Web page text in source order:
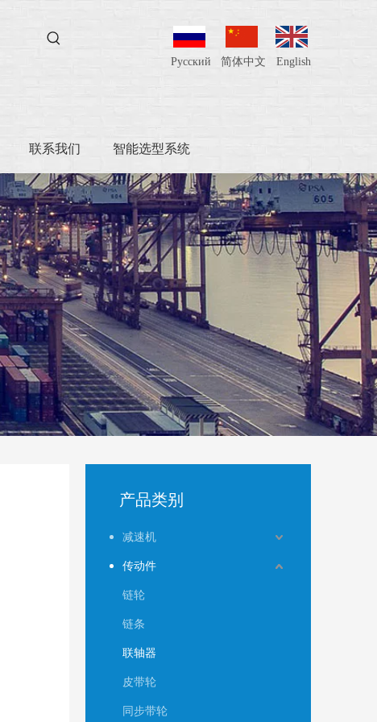
Pусский 简体中文 English
联系我们 智能选型系统
产品类别
减速机
传动件
链轮
链条
联轴器
皮带轮
同步带轮